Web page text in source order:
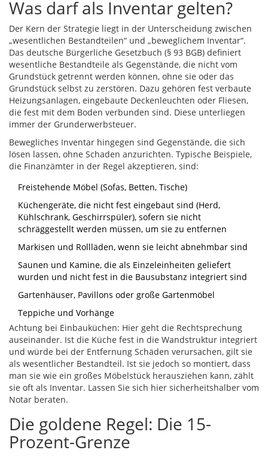
Was darf als Inventar gelten?
Der Kern der Strategie liegt in der Unterscheidung zwischen
„wesentlichen Bestandteilen“ und „beweglichem Inventar“.
Das deutsche Bürgerliche Gesetzbuch (§ 93 BGB) definiert
wesentliche Bestandteile als Gegenstände, die nicht vom
Grundstück getrennt werden können, ohne sie oder das
Grundstück selbst zu zerstören. Dazu gehören fest verbaute
Heizungsanlagen, eingebaute Deckenleuchten oder Fliesen,
die fest mit dem Boden verbunden sind. Diese unterliegen
immer der Grunderwerbsteuer.
Bewegliches Inventar hingegen sind Gegenstände, die sich
lösen lassen, ohne Schaden anzurichten. Typische Beispiele,
die Finanzämter in der Regel akzeptieren, sind:
Freistehende Möbel (Sofas, Betten, Tische)
Küchengeräte, die nicht fest eingebaut sind (Herd,
Kühlschrank, Geschirrspüler), sofern sie nicht
schräggestellt werden müssen, um sie zu entfernen
Markisen und Rollläden, wenn sie leicht abnehmbar sind
Saunen und Kamine, die als Einzeleinheiten geliefert
wurden und nicht fest in die Bausubstanz integriert sind
Gartenhäuser, Pavillons oder große Gartenmöbel
Teppiche und Vorhänge
Achtung bei Einbauküchen: Hier geht die Rechtsprechung
auseinander. Ist die Küche fest in die Wandstruktur integriert
und würde bei der Entfernung Schäden verursachen, gilt sie
als wesentlicher Bestandteil. Ist sie jedoch so montiert, dass
man sie wie ein großes Möbelstück herausziehen kann, zählt
sie oft als Inventar. Lassen Sie sich hier sicherheitshalber vom
Notar beraten.
Die goldene Regel: Die 15-
Prozent-Grenze